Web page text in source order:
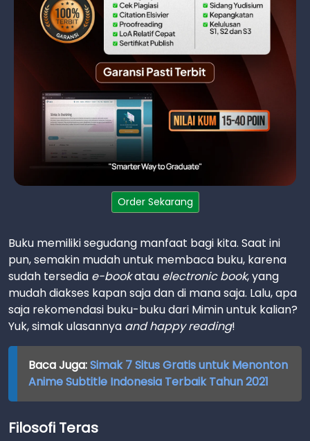
Order Sekarang
Buku memiliki segudang manfaat bagi kita. Saat ini
pun, semakin mudah untuk membaca buku, karena
sudah tersedia e-bookatau electronic book, yang
mudah diakses kapan saja dan di mana saja. Lalu, apa
saja rekomendasi buku-buku dari Mimin untuk kalian?
Yuk, simak ulasannya and happy reading!
Baca Juga:Simak 7 Situs Gratis untuk Menonton
Anime Subtitle Indonesia Terbaik Tahun 2021
Filosofi Teras